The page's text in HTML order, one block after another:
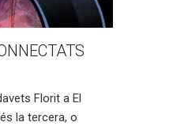
Florit a El
la tercera, o